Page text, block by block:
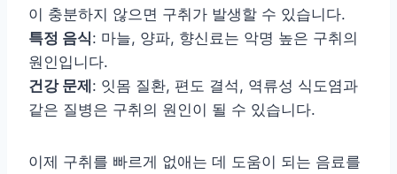
이 충분하지 않으면 구취가 발생할 수 있습니다.
특정 음식: 마늘, 양파, 향신료는 악명 높은 구취의
원인입니다.
건강 문제: 잇몸 질환, 편도 결석, 역류성 식도염과
같은 질병은 구취의 원인이 될 수 있습니다.
이제 구취를 빠르게 없애는 데 도움이 되는 음료를